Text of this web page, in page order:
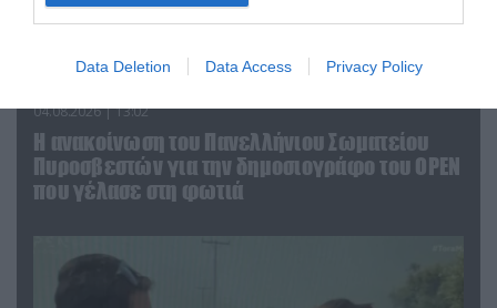
Data Deletion Data Access Privacy Policy
04.08.2026 | 13:02
Η ανακοίνωση του Πανελλήνιου Σωματείου
Πυροσβεστών για την δημοσιογράφο του OPEN
που γέλασε στη φωτιά